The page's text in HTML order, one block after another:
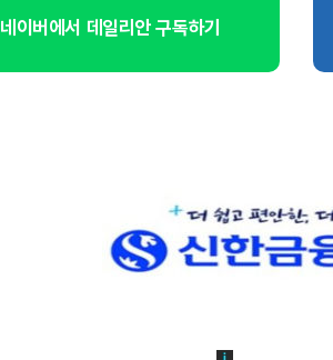
네이버에서 데일리안 구독하기